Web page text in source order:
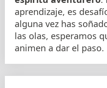
aprendizaje, es
alguna vez has
las olas, esperamos
animen a dar el paso.